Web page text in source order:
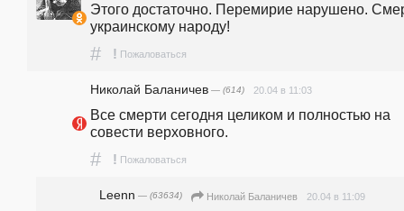
Этого достаточно. Перемирие нарушено.
украинскому народу!
# ! Пожаловаться
Николай Баланичев — (614) 20.04 в 11:03
Все смерти сегодня целиком и полностью на
совести верховного.
# ! Пожаловаться
Leenn — (63634) Николай Баланичев 20.04 в 11:09